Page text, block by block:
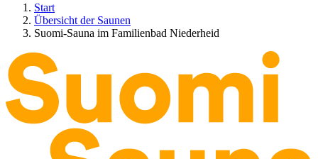
Start
Übersicht der Saunen
Suomi-Sauna im Familienbad Niederheid